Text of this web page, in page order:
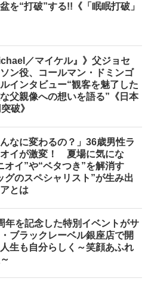
を“打破”する!!《「眠眠打破」
／マイケル』》父ジョセ
ン役、コールマン・ドミンゴ
インタビュー“観客を魅了した
父親像への想いを語る”《日本
破》
んなに変わるの？」36歳男性ラ
イが激変！ 夏場に気にな
オイ”や“ベタつき”を解消す
グのスペシャリスト”が生み出
とは
年を記念した特別イベントがサ
ブラックレーベル銀座店で開
生も自分らしく～笑顔あふれ